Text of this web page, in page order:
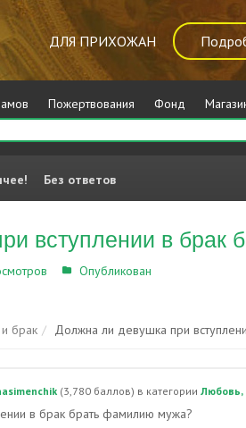
ДЛЯ ПРИХОЖАН
Пожертвования Фонд
Без ответов
вступлении в брак
Опубликован
брак Должна ли девушка при
(3,780 баллов) в категории Любовь,
в брак брать фамилию мужа?